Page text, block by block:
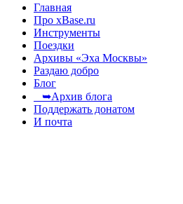
Главная
Про xBase.ru
Инструменты
Поездки
Архивы «Эха Москвы»
Раздаю добро
Блог
➥Архив блога
Поддержать донатом
И почта